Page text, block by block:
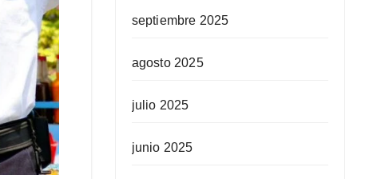
septiembre 2025
agosto 2025
julio 2025
junio 2025